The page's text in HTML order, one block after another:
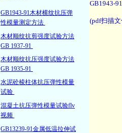
GB1943-91木材横纹抗压弹
性模量测定方法
木材顺纹抗剪强度试验方法
GB 1937-91
木材顺纹抗压强度试验方法
GB 1935-91
水泥砼棱柱体抗压弹性模量
试验
混凝土抗压弹性模量试验flv
视频
GB13239-91金属低温拉伸试